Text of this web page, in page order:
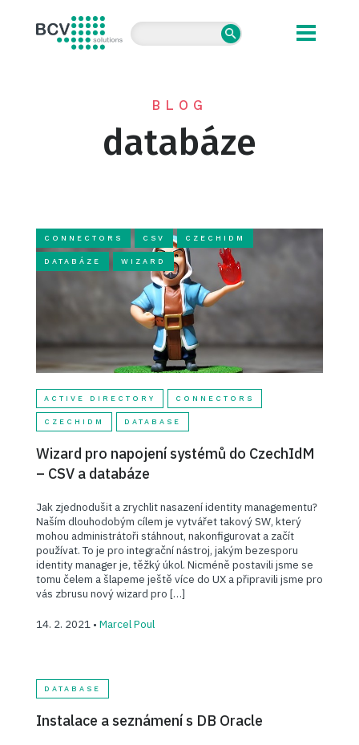
BCV solutions s.r.o.
BLOG
databáze
CONNECTORS CSV CZECHIDM
DATABÁZE WIZARD
ACTIVE DIRECTORY CONNECTORS
CZECHIDM DATABASE
Wizard pro napojení systémů do CzechIdM
– CSV a databáze
Jak zjednodušit a zrychlit nasazení identity managementu?
Naším dlouhodobým cílem je vytvářet takový SW, který
mohou administrátoři stáhnout, nakonfigurovat a začít
používat. To je pro integrační nástroj, jakým bezesporu
identity manager je, těžký úkol. Nicméně postavili jsme se
tomu čelem a šlapeme ještě více do UX a připravili jsme pro
vás zbrusu nový wizard pro […]
14. 2. 2021 • Marcel Poul
DATABASE
Instalace a seznámení s DB Oracle